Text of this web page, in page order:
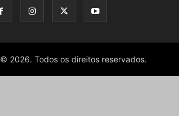
© 2026. Todos os direitos reservados.